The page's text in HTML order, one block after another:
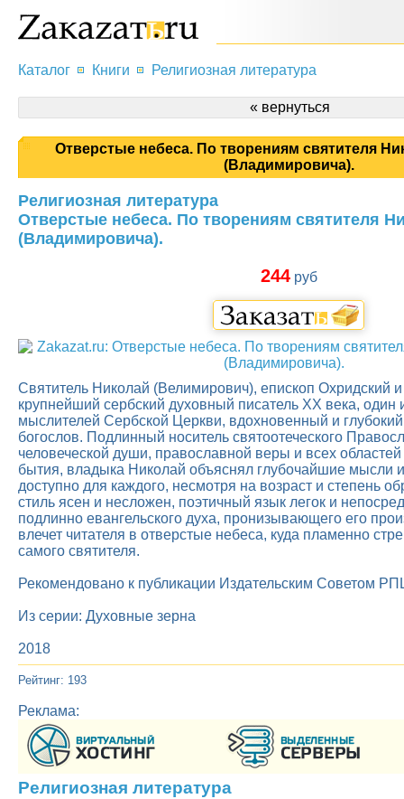
Каталог Книги Религиозная литература
« вернуться
Отверстые небеса. По творениям святителя
(Владимировича).
Религиозная литература
Отверстые небеса. По творениям святителя
(Владимировича).
244руб
Святитель Николай (Велимирович), епископ Охридский
крупнейший сербский духовный писатель XX века, один
мыслителей Сербской Церкви, вдохновенный и
богослов. Подлинный носитель святоотеческого
человеческой души, православной веры и всех
бытия, владыка Николай объяснял глубочайшие мысли
доступно для каждого, несмотря на возраст и степень
стиль ясен и несложен, поэтичный язык легок и
подлинно евангельского духа, пронизывающего его
влечет читателя в отверстые небеса, куда пламенно
самого святителя.
Рекомендовано к публикации Издательским Советом
Из серии: Духовные зерна
2018
Рейтинг: 193
Реклама:
Религиозная литература